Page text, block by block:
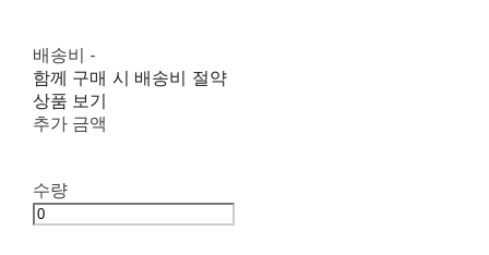
배송비 -
함께 구매 시 배송비 절약
상품 보기
추가 금액
수량